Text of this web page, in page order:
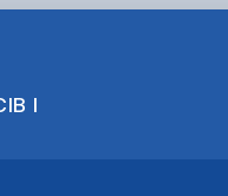
І